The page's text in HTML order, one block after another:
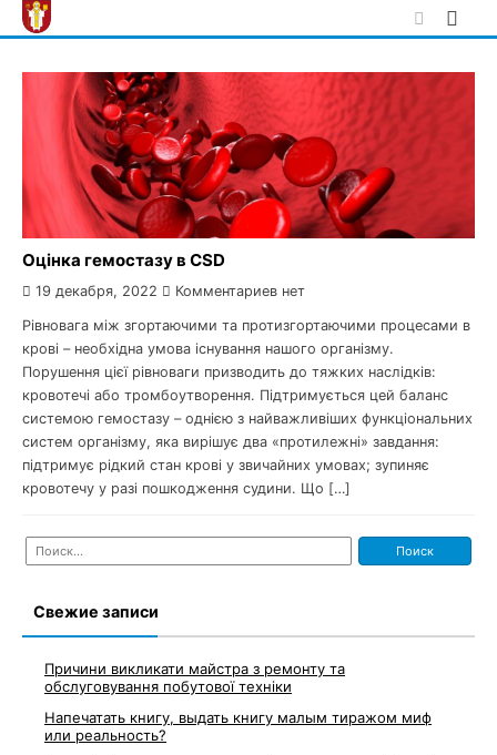
Skip
to
Оцінка гемостазу в CSD
19 декабря, 2022 Комментариев нет
Рівновага між згортаючими та протизгортаючими процесами в
крові – необхідна умова існування нашого організму.
Порушення цієї рівноваги призводить до тяжких наслідків:
кровотечі або тромбоутворення. Підтримується цей баланс
системою гемостазу – однією з найважливіших функціональних
систем організму, яка вирішує два «протилежні» завдання:
підтримує рідкий стан крові у звичайних умовах; зупиняє
кровотечу у разі пошкодження судини. Що […]
Найти:
Свежие записи
Причини викликати майстра з ремонту та
обслуговування побутової техніки
Напечатать книгу, выдать книгу малым тиражом миф
или реальность?